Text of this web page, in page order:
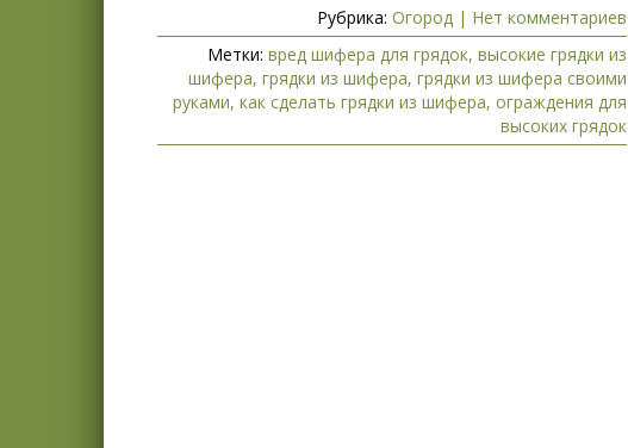
Рубрика: Огород | Нет комментариев
Метки: вред шифера для грядок, высокие грядки из
шифера, грядки из шифера, грядки из шифера своими
руками, как сделать грядки из шифера, ограждения для
высоких грядок